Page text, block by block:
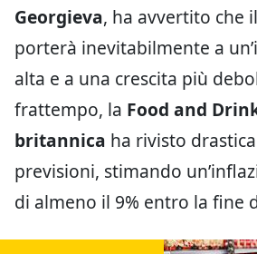
Georgieva, ha avvertito che
porterà inevitabilmente a
alta e a una crescita più
frattempo, la Food and
britannica ha rivisto
previsioni, stimando
di almeno il 9% entro la fine